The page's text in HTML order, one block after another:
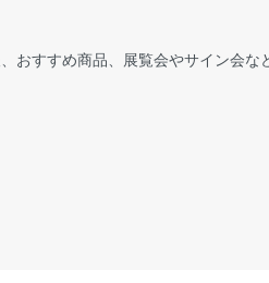
おすすめ商品、展覧会やサイン会な